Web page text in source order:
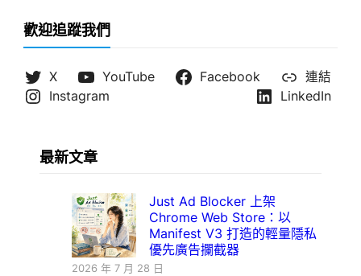
歡迎追蹤我們
X YouTube Facebook
連結
Instagram
LinkedIn
最新文章
Just Ad Blocker 上架
Chrome Web Store：以
Manifest V3 打造的輕量隱私
優先廣告攔截器
2026 年 7 月 28 日